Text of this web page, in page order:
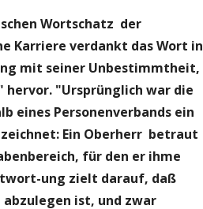
Wortschatz der
Karriere verdankt das Wort in
mit seiner Unbestimmtheit,
"Ursprünglich war die
eines Personenverbands ein
Ein Oberherr betraut
für den er ihme
ung zielt darauf, daß
abzulegen ist, und zwar